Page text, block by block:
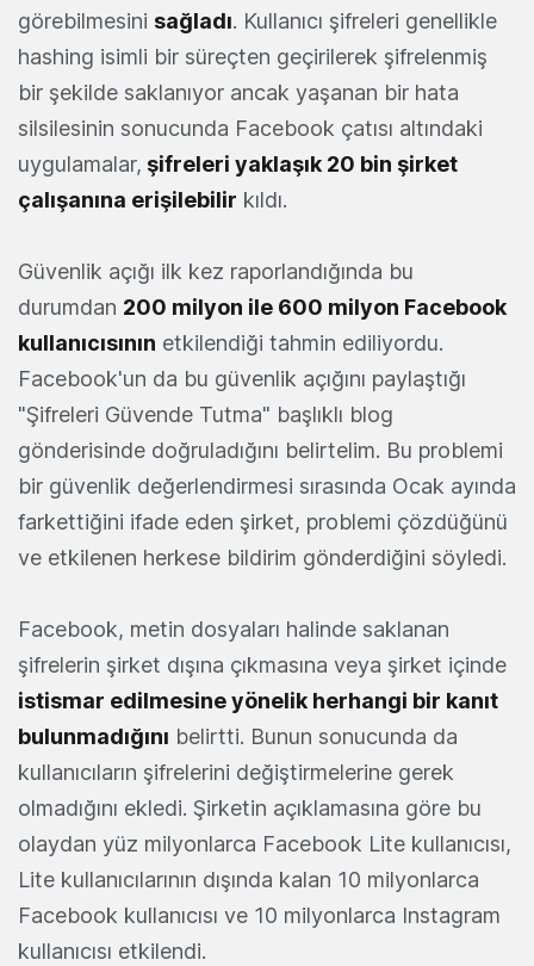
görebilmesini sağladı. Kullanıcı şifreleri genellikle
hashing isimli bir süreçten geçirilerek şifrelenmiş
bir şekilde saklanıyor ancak yaşanan bir hata
silsilesinin sonucunda Facebook çatısı altındaki
uygulamalar, şifreleri yaklaşık 20 bin şirket
çalışanına erişilebilir kıldı.
Güvenlik açığı ilk kez raporlandığında bu
durumdan 200 milyon ile 600 milyon Facebook
kullanıcısının etkilendiği tahmin ediliyordu.
Facebook'un da bu güvenlik açığını paylaştığı
"Şifreleri Güvende Tutma" başlıklı blog
gönderisinde doğruladığını belirtelim. Bu problemi
bir güvenlik değerlendirmesi sırasında Ocak ayında
farkettiğini ifade eden şirket, problemi çözdüğünü
ve etkilenen herkese bildirim gönderdiğini söyledi.
Facebook, metin dosyaları halinde saklanan
şifrelerin şirket dışına çıkmasına veya şirket içinde
istismar edilmesine yönelik herhangi bir kanıt
bulunmadığını belirtti. Bunun sonucunda da
kullanıcıların şifrelerini değiştirmelerine gerek
olmadığını ekledi. Şirketin açıklamasına göre bu
olaydan yüz milyonlarca Facebook Lite kullanıcısı,
Lite kullanıcılarının dışında kalan 10 milyonlarca
Facebook kullanıcısı ve 10 milyonlarca Instagram
kullanıcısı etkilendi.